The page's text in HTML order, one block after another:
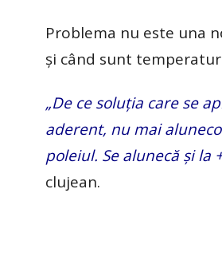
Problema nu este una
și când sunt
„De ce soluția care se
aderent, nu mai
poleiul. Se alunecă și la
clujean.